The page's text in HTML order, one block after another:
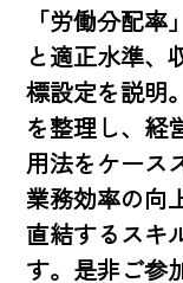
「労働分配
と適正水準、
標設定を説明
を整理し、経
用法をケース
業務効率の向
直結するスキ
す。是非ご参